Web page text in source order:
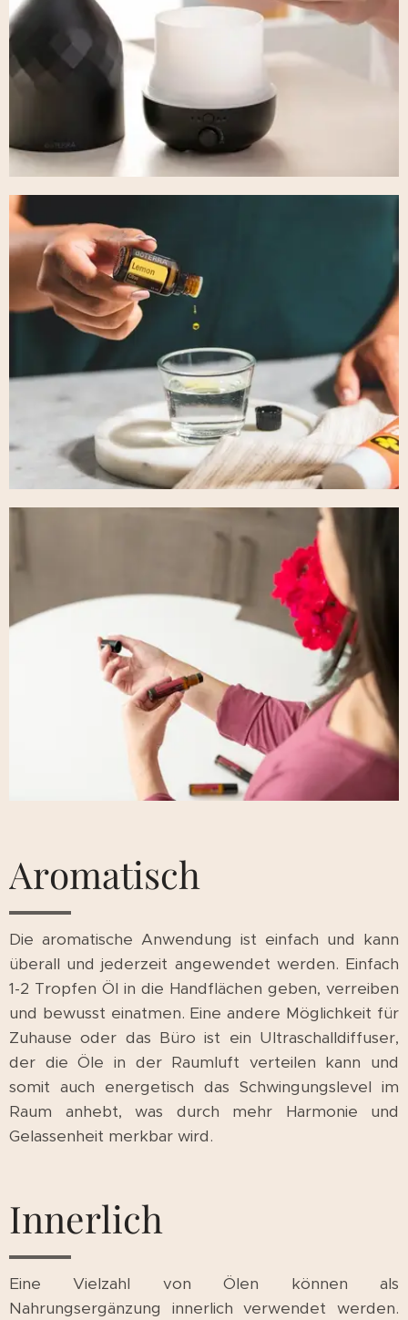
Aromatisch
Die aromatische Anwendung ist einfach und kann
überall und jederzeit angewendet werden. Einfach
1-2 Tropfen Öl in die Handflächen geben, verreiben
und bewusst einatmen. Eine andere Möglichkeit für
Zuhause oder das Büro ist ein Ultraschalldiffuser,
der die Öle in der Raumluft verteilen kann und
somit auch energetisch das Schwingungslevel im
Raum anhebt, was durch mehr Harmonie und
Gelassenheit merkbar wird.
Innerlich
Eine Vielzahl von Ölen können als
Nahrungsergänzung innerlich verwendet werden.